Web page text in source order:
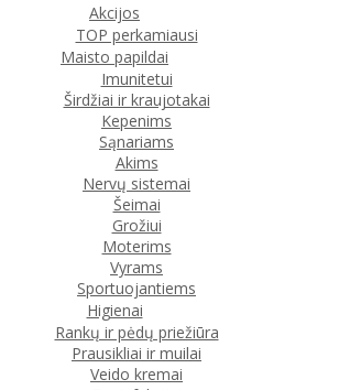
Akcijos
TOP perkamiausi
Maisto papildai
Imunitetui
Širdžiai ir kraujotakai
Kepenims
Sąnariams
Akims
Nervų sistemai
Šeimai
Grožiui
Moterims
Vyrams
Sportuojantiems
Higienai
Rankų ir pėdų priežiūra
Prausikliai ir muilai
Veido kremai